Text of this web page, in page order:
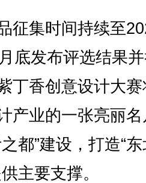
集时间持续至
底发布评选结果
丁香创意设计大
产业的一张亮丽
都”建设，打造“
主要支撑。